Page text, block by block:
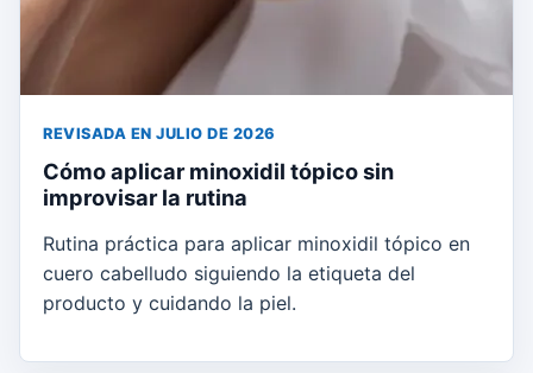
REVISADA EN JULIO DE 2026
Cómo aplicar minoxidil tópico sin
improvisar la rutina
Rutina práctica para aplicar minoxidil tópico en
cuero cabelludo siguiendo la etiqueta del
producto y cuidando la piel.